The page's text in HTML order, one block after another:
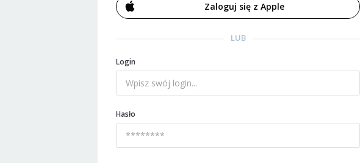
Zaloguj się z Apple
LUB
Login
Hasło